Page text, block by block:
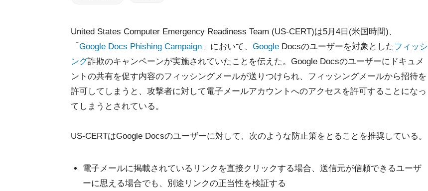
United States Computer Emergency Readiness Team (US-CERT)は5月4日(米国時間)、
「 Google Docs Phishing Campaign 」において、 Google Docsのユーザーを対象としたフィッシ
ング詐欺のキャンペーンが実施されていたことを伝えた。Google Docsのユーザーにドキュメ
ントの共有を促す内容のフィッシングメールが送りつけられ、フィッシングメールから招待を
許可してしまうと、攻撃者に対して電子メールアカウントへのアクセスを許可することになっ
てしまうとされている。
US-CERTはGoogle Docsのユーザーに対して、次のような防止策をとることを推奨している。
電子メールに掲載されているリンクを直接クリックする場合、送信元が信頼できるユーザ
ーに思える場合でも、別途リンクの正当性を検証する